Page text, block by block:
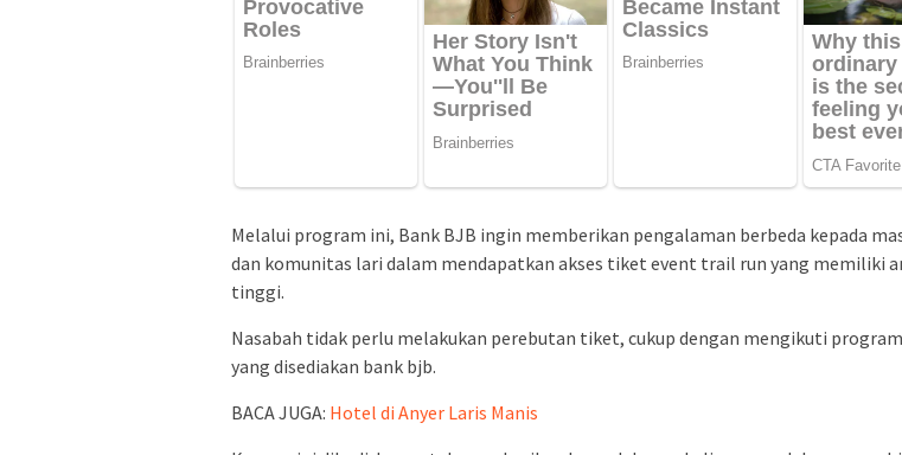
Melalui program ini, Bank BJB ingin memberikan pengalaman berbeda kepada
dan komunitas lari dalam mendapatkan akses tiket event trail run yang memiliki
tinggi.
Nasabah tidak perlu melakukan perebutan tiket, cukup dengan mengikuti
yang disediakan bank bjb.
BACA JUGA: Hotel di Anyer Laris Manis